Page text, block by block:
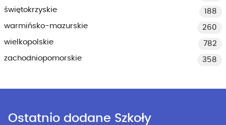
świętokrzyskie
188
warmińsko-mazurskie
260
wielkopolskie
782
zachodniopomorskie
358
Ostatnio dodane Szkoły